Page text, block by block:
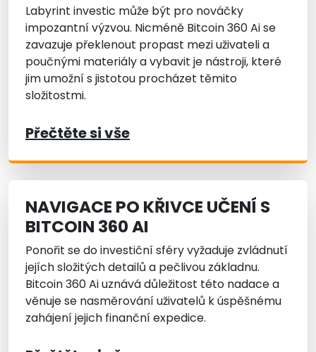
Labyrint investic může být pro nováčky
impozantní výzvou. Nicméně Bitcoin 360 Ai se
zavazuje překlenout propast mezi uživateli a
poučnými materiály a vybavit je nástroji, které
jim umožní s jistotou procházet těmito
složitostmi.
Přečtěte si vše
NAVIGACE PO KŘIVCE UČENÍ S
BITCOIN 360 AI
Ponořit se do investiční sféry vyžaduje zvládnutí
jejích složitých detailů a pečlivou základnu.
Bitcoin 360 Ai uznává důležitost této nadace a
věnuje se nasměrování uživatelů k úspěšnému
zahájení jejich finanční expedice.